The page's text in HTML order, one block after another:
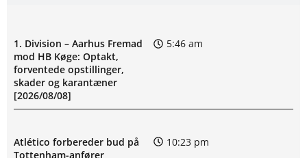
1. Division – Aarhus Fremad
mod HB Køge: Optakt,
forventede opstillinger,
skader og karantæner
[2026/08/08]
5:46 am
Atlético forbereder bud på
Tottenham-anfører
10:23 pm